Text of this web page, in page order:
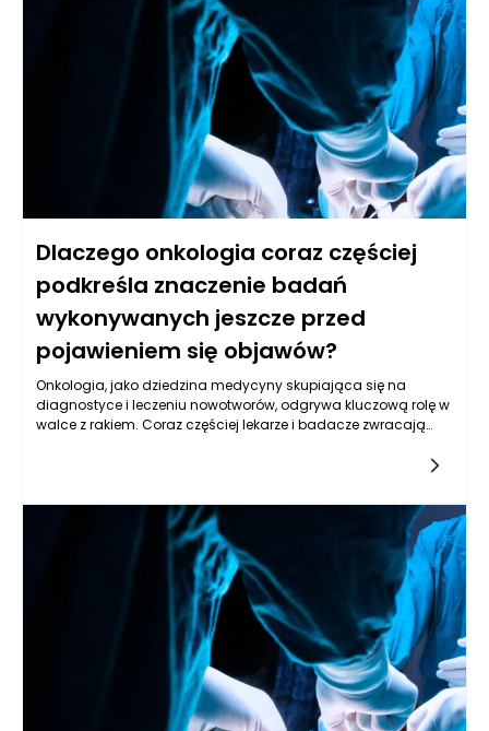
Dlaczego onkologia coraz częściej
podkreśla znaczenie badań
wykonywanych jeszcze przed
pojawieniem się objawów?
Onkologia, jako dziedzina medycyny skupiająca się na
diagnostyce i leczeniu nowotworów, odgrywa kluczową rolę w
walce z rakiem. Coraz częściej lekarze i badacze zwracają
celu wykrywanie nowotworów we wczesnych stadiach, zanim
istotnych czynników, które zmieniają podejście do diagnostyki
oraz leczenia nowotworów i wpływają na strategię profilaktyki